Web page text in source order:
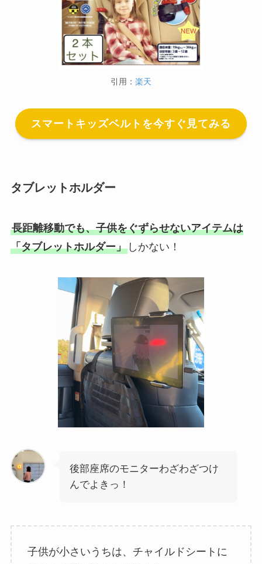
引用： 楽天
スマートキッズベルトを今すぐ見てみる
タブレットホルダー
長距離移動でも、子供をぐずらせないアイテムは
「タブレットホルダー」しかない！
後部座席のモニターわざわざつけ
んでよきっ！
子供が小さいうちは、チャイルドシートに